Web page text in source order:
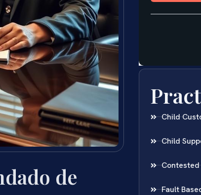
de
Child
Child
Fault